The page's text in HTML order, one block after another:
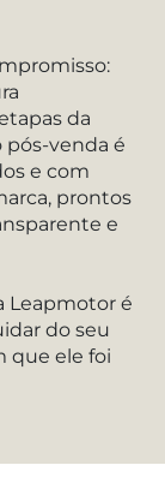
da
pós-venda é
e com
prontos
e
Leapmotor é
do seu
que ele foi